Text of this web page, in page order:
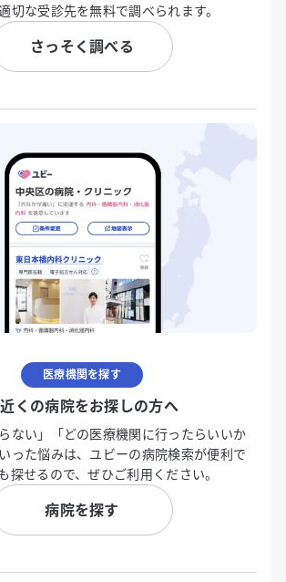
切な受診先を無料で調べられます。
さっそく調べる
医療機関を探す
くの病院をお探しの方へ
ない」「どの医療機関に行ったらいいか
った悩みは、ユビーの病院検索が便利で
探せるので、ぜひご利用ください。
病院を探す